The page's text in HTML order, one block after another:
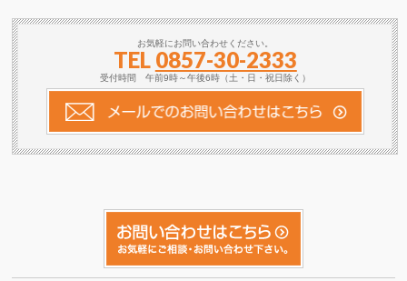
お気軽にお問い合わせください。
TEL 0857-30-2333
受付時間 午前9時～午後6時（土・日・祝日除く）